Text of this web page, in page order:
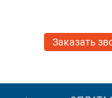
Заказать